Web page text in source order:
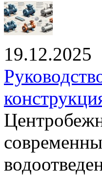
19.12.2025